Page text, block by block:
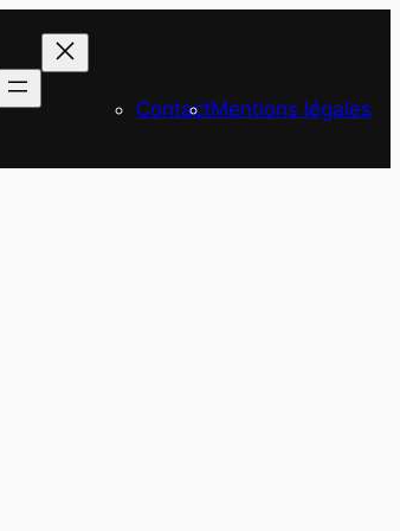
ContactMentions légales